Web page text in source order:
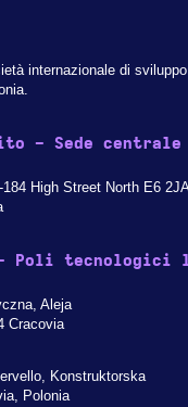
internazionale di
- Sede centrale
High Street North E6
- Poli tecnologici
Aleja
Cracovia
Konstruktorska
Polonia